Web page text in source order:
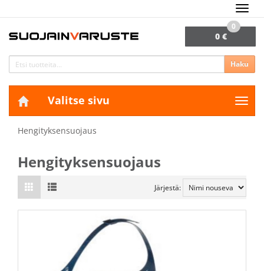
0 €
0
Haku
Valitse sivu
Hengityksensuojaus
Hengityksensuojaus
Järjestä: